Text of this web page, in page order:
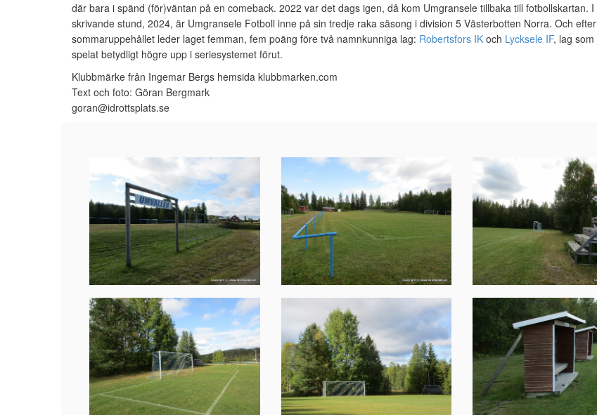
där bara i spänd (för)väntan på en comeback. 2022 var det dags igen, då kom Umgransele tillbaka till fotbollskartan. I
skrivande stund, 2024, är Umgransele Fotboll inne på sin tredje raka säsong i division 5 Västerbotten Norra. Och efter
sommaruppehållet leder laget femman, fem poäng före två namnkunniga lag: Robertsfors IK och Lycksele IF, lag som
spelat betydligt högre upp i seriesystemet förut.
Klubbmärke från Ingemar Bergs hemsida klubbmarken.com
Text och foto: Göran Bergmark
goran@idrottsplats.se